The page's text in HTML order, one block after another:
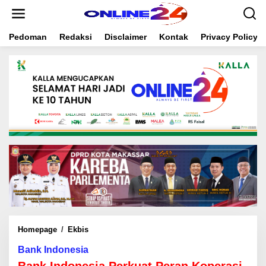
t
Pedoman Redaksi Disclaimer Kontak Privacy Policy
Homepage / Ekbis
k
Bank Indonesia